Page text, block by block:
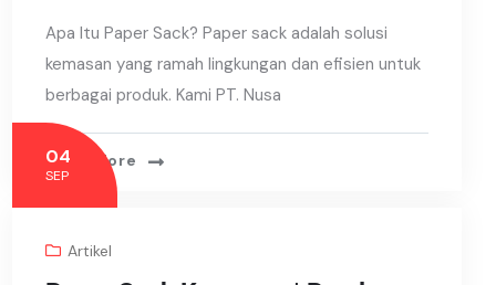
Apa Itu Paper Sack? Paper sack adalah solusi
kemasan yang ramah lingkungan dan efisien untuk
berbagai produk. Kami PT. Nusa
Read More
04
SEP
Artikel